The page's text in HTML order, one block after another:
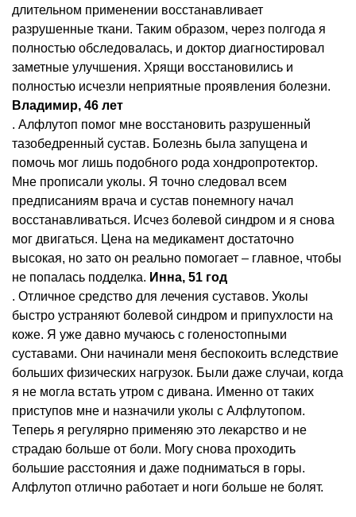
длительном применении восстанавливает
разрушенные ткани. Таким образом, через полгода я
полностью обследовалась, и доктор диагностировал
заметные улучшения. Хрящи восстановились и
полностью исчезли неприятные проявления болезни.
Владимир, 46 лет
. Алфлутоп помог мне восстановить разрушенный
тазобедренный сустав. Болезнь была запущена и
помочь мог лишь подобного рода хондропротектор.
Мне прописали уколы. Я точно следовал всем
предписаниям врача и сустав понемногу начал
восстанавливаться. Исчез болевой синдром и я снова
мог двигаться. Цена на медикамент достаточно
высокая, но зато он реально помогает – главное, чтобы
не попалась подделка. Инна, 51 год
. Отличное средство для лечения суставов. Уколы
быстро устраняют болевой синдром и припухлости на
коже. Я уже давно мучаюсь с голеностопными
суставами. Они начинали меня беспокоить вследствие
больших физических нагрузок. Были даже случаи, когда
я не могла встать утром с дивана. Именно от таких
приступов мне и назначили уколы с Алфлутопом.
Теперь я регулярно применяю это лекарство и не
страдаю больше от боли. Могу снова проходить
большие расстояния и даже подниматься в горы.
Алфлутоп отлично работает и ноги больше не болят.